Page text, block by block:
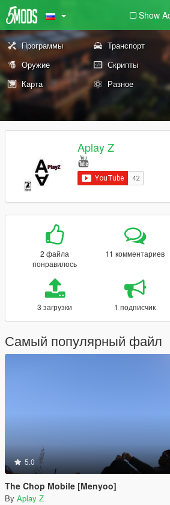
Show
Программы Транспорт
Оружие
Скрипты
Карта
Разное
Aplay Z
2 файла
понравилось
11 комментариев
3 загрузки 1 подписчик
Самый популярный файл
5.0
The Chop Mobile [Menyoo]
By Aplay Z